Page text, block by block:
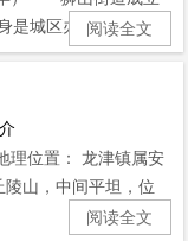
是城区办事处。辖...
阅读全文
位置： 龙津镇属安
山，中间平坦，位
阅读全文